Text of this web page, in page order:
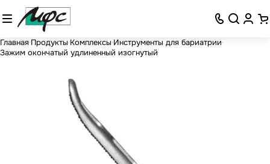
Главная Продукты Комплексы Инструменты для бариатрии
Зажим окончатый удлиненный изогнутый